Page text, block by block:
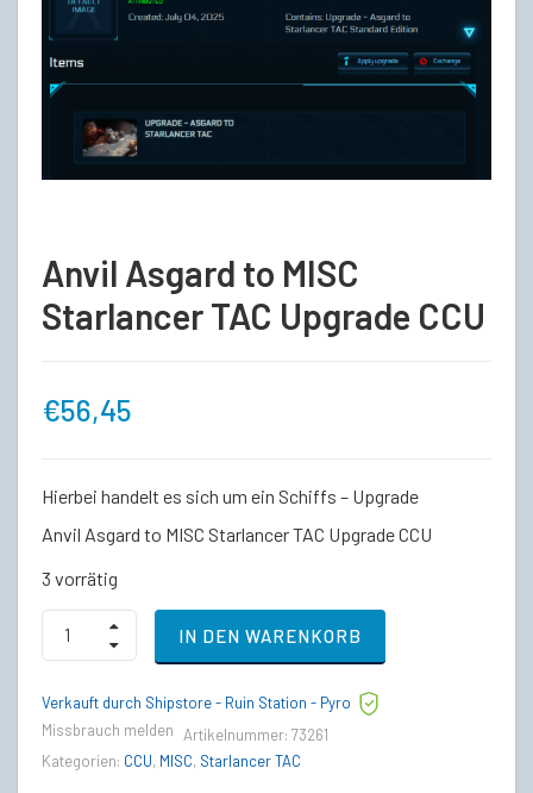
Anvil Asgard to MISC
Starlancer TAC Upgrade CCU
€56,45
Hierbei handelt es sich um ein Schiffs – Upgrade
Anvil Asgard to MISC Starlancer TAC Upgrade CCU
3 vorrätig
Anvil
Asgard
to
Starlancer
TAC
CCU
IN DEN WARENKORB
Verkauft durch Shipstore - Ruin Station - Pyro
Missbrauch melden
Artikelnummer: 73261
Kategorien: CCU, MISC, Starlancer TAC